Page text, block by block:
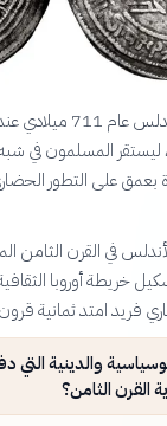
بدأ الفتح الإسلامي
المسلمون في شبه
على التطور الحضاري
في القرن الثامن
خريطة أوروبا
امتد ثمانية قرون.
والدينية التي
الثامن؟